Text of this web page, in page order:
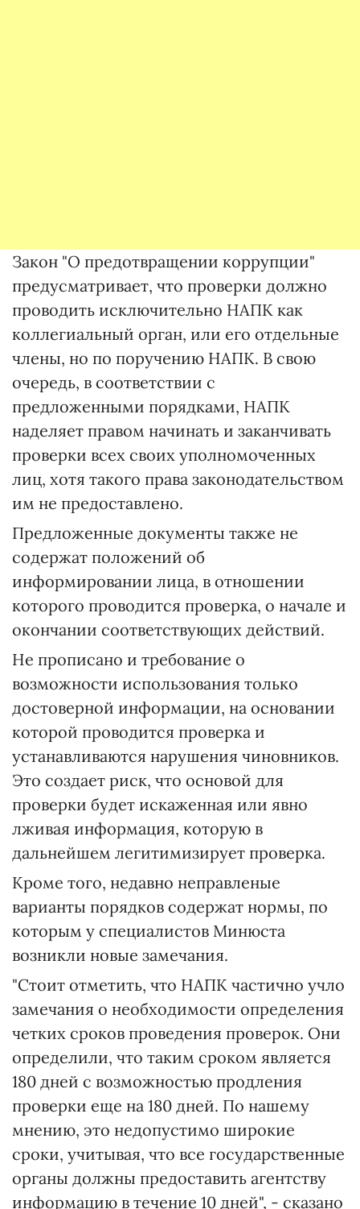
Закон "О предотвращении коррупции"
предусматривает, что проверки должно
проводить исключительно НАПК как
коллегиальный орган, или его отдельные
члены, но по поручению НАПК. В свою
очередь, в соответствии с
предложенными порядками, НАПК
наделяет правом начинать и заканчивать
проверки всех своих уполномоченных
лиц, хотя такого права законодательством
им не предоставлено.
Предложенные документы также не
содержат положений об
информировании лица, в отношении
которого проводится проверка, о начале и
окончании соответствующих действий.
Не прописано и требование о
возможности использования только
достоверной информации, на основании
которой проводится проверка и
устанавливаются нарушения чиновников.
Это создает риск, что основой для
проверки будет искаженная или явно
лживая информация, которую в
дальнейшем легитимизирует проверка.
Кроме того, недавно неправленые
варианты порядков содержат нормы, по
которым у специалистов Минюста
возникли новые замечания.
"Стоит отметить, что НАПК частично учло
замечания о необходимости определения
четких сроков проведения проверок. Они
определили, что таким сроком является
180 дней с возможностью продления
проверки еще на 180 дней. По нашему
мнению, это недопустимо широкие
сроки, учитывая, что все государственные
органы должны предоставить агентству
информацию в течение 10 дней", - сказано